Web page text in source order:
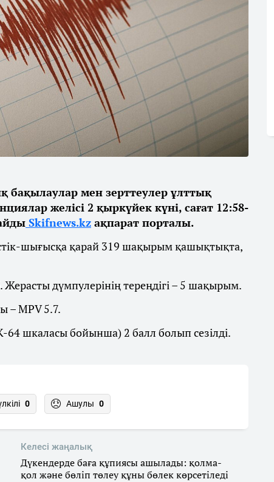
мен зерттеулер ұлттық
желісі 2 қыркүйек күні, сағат 12:58-
Skifnews.kz ақпарат порталы.
шығысқа қарай 319 шақырым қашықтықта,
дүмпулерінің тереңдігі – 5 шақырым.
– MPV 5.7.
64 шкаласы бойынша) 2 балл болып сезілді.
0 Ашулы 0
Келесі жаңалық
Дүкендерде баға құпиясы ашылады: қолма-
қол және бөліп төлеу құны бөлек көрсетіледі